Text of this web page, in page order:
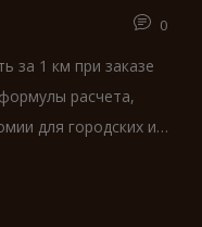
0
за 1 км при заказе
расчета,
для городских и